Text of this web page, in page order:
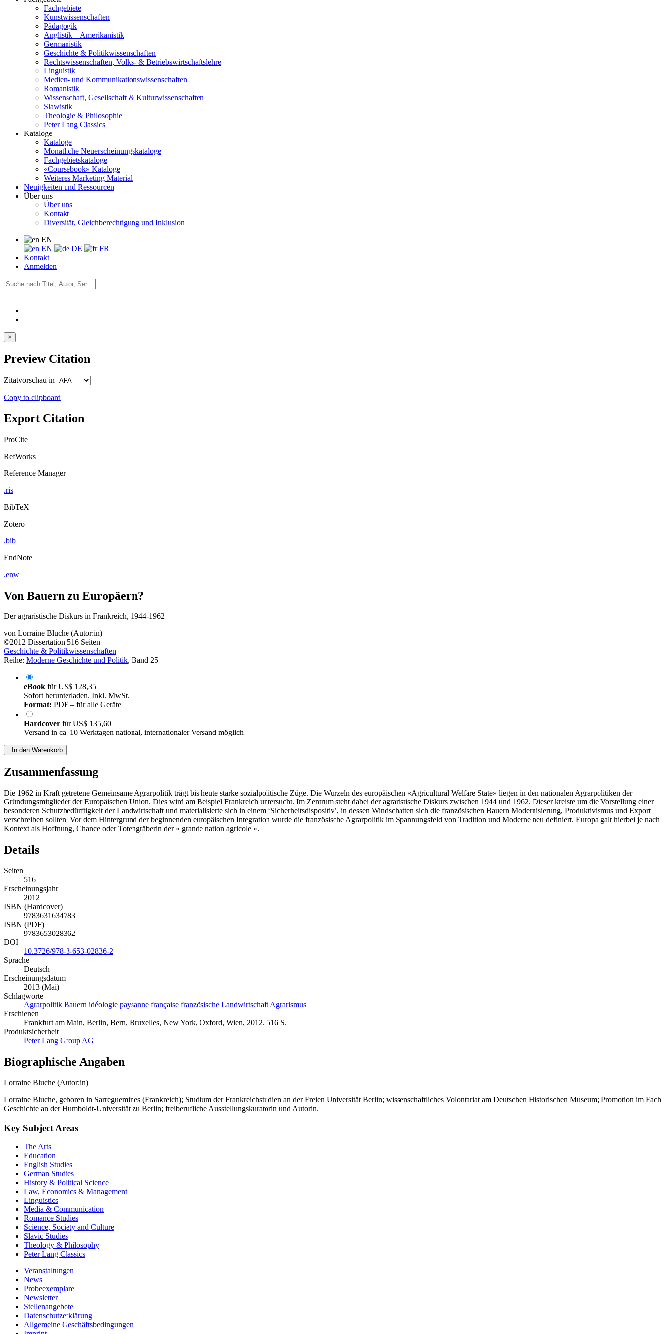
Fachgebiete
Kunstwissenschaften
Pädagogik
Anglistik – Amerikanistik
Germanistik
Geschichte & Politikwissenschaften
Rechtswissenschaften, Volks- & Betriebswirtschaftslehre
Linguistik
Medien- und Kommunikationswissenschaften
Romanistik
Wissenschaft, Gesellschaft & Kulturwissenschaften
Slawistik
Theologie & Philosophie
Peter Lang Classics
Kataloge
Kataloge
Monatliche Neuerscheinungskataloge
Fachgebietskataloge
«Coursebook» Kataloge
Weiteres Marketing Material
Neuigkeiten und Ressourcen
Über uns
Über uns
Kontakt
Diversität, Gleichberechtigung und Inklusion
EN
EN
DE
FR
Kontakt
Anmelden
×
Preview Citation
Zitatvorschau in
Copy to clipboard
Export Citation
ProCite
RefWorks
Reference Manager
.ris
BibTeX
Zotero
.bib
EndNote
.enw
Von Bauern zu Europäern?
Der agraristische Diskurs in Frankreich, 1944-1962
von Lorraine Bluche (Autor:in)
©2012 Dissertation 516 Seiten
Geschichte & Politikwissenschaften
Reihe: Moderne Geschichte und Politik, Band 25
eBook fürUS$ 128,35
Sofort herunterladen. Inkl. MwSt.
Format: PDF – für alle Geräte
Hardcover fürUS$ 135,60
Versand in ca. 10 Werktagen national, internationaler Versand möglich
In den Warenkorb
Zusammenfassung
Die 1962 in Kraft getretene Gemeinsame Agrarpolitik trägt bis heute starke sozialpolitische Züge. Die Wurzeln des europäischen «Agricultural Welfare State» liegen in den nationalen Agrarpolitiken der
Gründungsmitglieder der Europäischen Union. Dies wird am Beispiel Frankreich untersucht. Im Zentrum steht dabei der agraristische Diskurs zwischen 1944 und 1962. Dieser kreiste um die Vorstellung einer
besonderen Schutzbedürftigkeit der Landwirtschaft und materialisierte sich in einem ‘Sicherheitsdispositiv’, in dessen Windschatten sich die französischen Bauern Modernisierung, Produktivismus und Export
verschreiben sollten. Vor dem Hintergrund der beginnenden europäischen Integration wurde die französische Agrarpolitik im Spannungsfeld von Tradition und Moderne neu definiert. Europa galt hierbei je nach
Kontext als Hoffnung, Chance oder Totengräberin der « grande nation agricole ».
Details
Seiten
516
Erscheinungsjahr
2012
ISBN (Hardcover)
9783631634783
ISBN (PDF)
9783653028362
DOI
10.3726/978-3-653-02836-2
Sprache
Deutsch
Erscheinungsdatum
2013 (Mai)
Schlagworte
Agrarpolitik Bauern idéologie paysanne française französische Landwirtschaft Agrarismus
Erschienen
Frankfurt am Main, Berlin, Bern, Bruxelles, New York, Oxford, Wien, 2012. 516 S.
Produktsicherheit
Peter Lang Group AG
Biographische Angaben
Lorraine Bluche (Autor:in)
Lorraine Bluche, geboren in Sarreguemines (Frankreich); Studium der Frankreichstudien an der Freien Universität Berlin; wissenschaftliches Volontariat am Deutschen Historischen Museum; Promotion im Fach
Geschichte an der Humboldt-Universität zu Berlin; freiberufliche Ausstellungskuratorin und Autorin.
Key Subject Areas
The Arts
Education
English Studies
German Studies
History & Political Science
Law, Economics & Management
Linguistics
Media & Communication
Romance Studies
Science, Society and Culture
Slavic Studies
Theology & Philosophy
Peter Lang Classics
Veranstaltungen
News
Probeexemplare
Newsletter
Stellenangebote
Datenschutzerklärung
Allgemeine Geschäftsbedingungen